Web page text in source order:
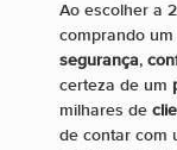
Ao escolher a
comprando
segurança,
certeza de um
milhares de
de contar com